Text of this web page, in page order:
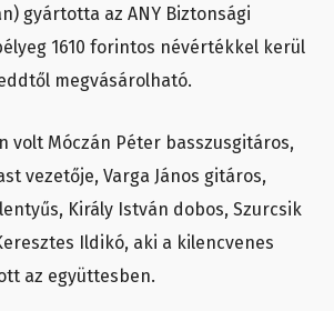
gyártotta az ANY Biztonsági
1610 forintos névértékkel kerül
megvásárolható.
volt Móczán Péter basszusgitáros,
vezetője, Varga János gitáros,
Király István dobos, Szurcsik
Ildikó, aki a kilencvenes
az együttesben.